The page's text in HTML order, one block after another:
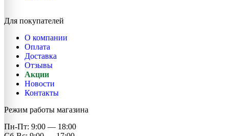
Для покупателей
О компании
Оплата
Доставка
Отзывы
Акции
Новости
Контакты
Режим работы магазина
Пн-Пт: 9:00 — 18:00